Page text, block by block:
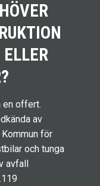
en offert.
av
för
och tunga
avfall